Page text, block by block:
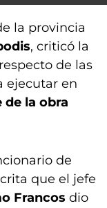
la provincia
, criticó la
de las
ejecutar en
de la obra
de
que el jefe
Francos dio